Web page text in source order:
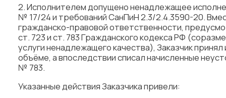
2. Исполнителем допущено ненадлежащее
№ 17/24 и требований СанПиН 2.3/2.4.3590-20.
гражданско-правовой ответственности,
ст. 723 и ст. 783 Гражданского кодекса РФ
услуги ненадлежащего качества), Заказчик
объёме, а впоследствии списал начисленные
№ 783.
Указанные действия Заказчика привели: